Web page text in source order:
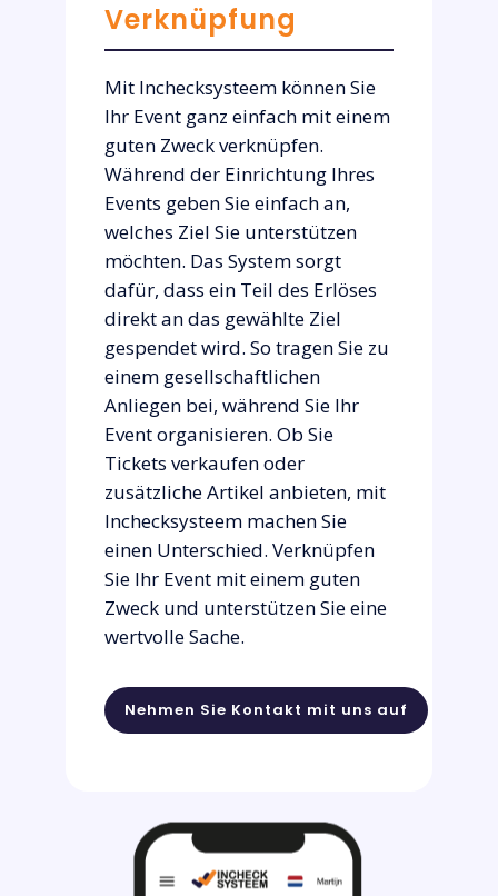
Verknüpfung
Mit Inchecksysteem können Sie
Ihr Event ganz einfach mit einem
guten Zweck verknüpfen.
Während der Einrichtung Ihres
Events geben Sie einfach an,
welches Ziel Sie unterstützen
möchten. Das System sorgt
dafür, dass ein Teil des Erlöses
direkt an das gewählte Ziel
gespendet wird. So tragen Sie zu
einem gesellschaftlichen
Anliegen bei, während Sie Ihr
Event organisieren. Ob Sie
Tickets verkaufen oder
zusätzliche Artikel anbieten, mit
Inchecksysteem machen Sie
einen Unterschied. Verknüpfen
Sie Ihr Event mit einem guten
Zweck und unterstützen Sie eine
wertvolle Sache.
Nehmen Sie Kontakt mit uns auf